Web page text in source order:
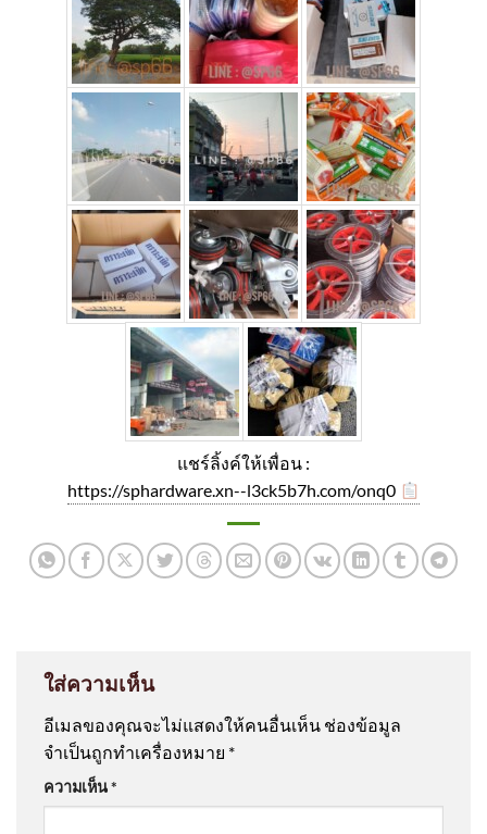
แชร์ลิ้งค์ให้เพื่อน :
https://sphardware.xn--l3ck5b7h.com/onq0
ใส่ความเห็น
อีเมลของคุณจะไม่แสดงให้คนอื่นเห็น ช่องข้อมูล
จำเป็นถูกทำเครื่องหมาย *
ความเห็น*